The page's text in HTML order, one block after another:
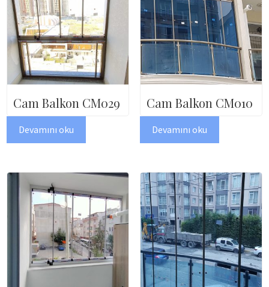
Cam Balkon CM029
Devamını oku
Cam Balkon CM010
Devamını oku